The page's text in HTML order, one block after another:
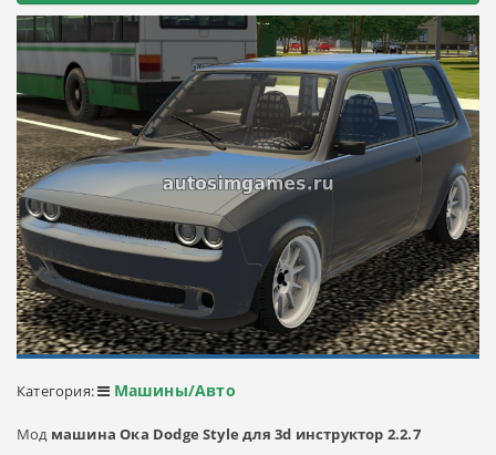
Категория: Машины/Авто
Мод машина Ока Dodge Style для 3d инструктор 2.2.7